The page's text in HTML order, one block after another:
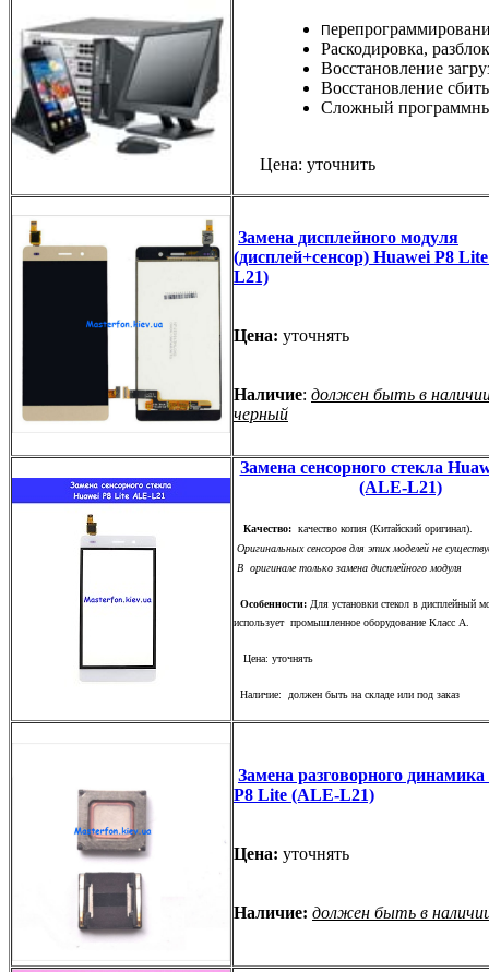
П
Раскодировка,
Восстановление
Восстановление
Сложный
Цена: уточнить
Замена дисплейного модуля
(дисплей+сенсор) Huawei P8
L21)
Цена: уточнять
Наличие: должен быть в
черный
Замена сенсорного стекла
(ALE-L21)
Качество: качество копия (Китайский оригинал).
Оригинальных сенсоров для этих моделей не
В оригинале только замена дисплейного модуля
Особенности: Для установки стекол в дисплейный
использует промышленное оборудование Класс А.
Цена: уточнять
Наличие: должен быть на складе или под заказ
Замена разговорного
P8 Lite (ALE-L21)
Цена: уточнять
Наличие: должен быть в